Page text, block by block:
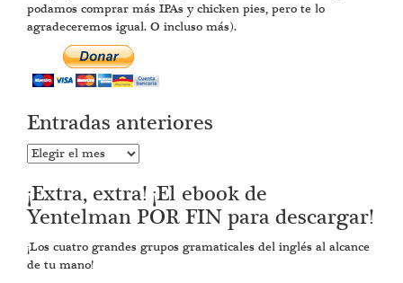
podamos comprar más IPAs y chicken pies, pero te lo
agradeceremos igual. O incluso más).
Entradas anteriores
Entradas
¡Extra, extra! ¡El ebook de
Yentelman POR FIN para descargar!
¡Los cuatro grandes grupos gramaticales del inglés al alcance
de tu mano!